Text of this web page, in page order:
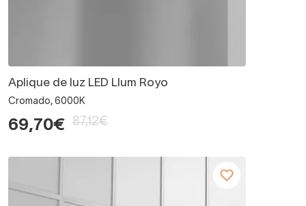
Aplique de luz LED Llum Royo
Cromado, 6000K
69,70€ 87,12€